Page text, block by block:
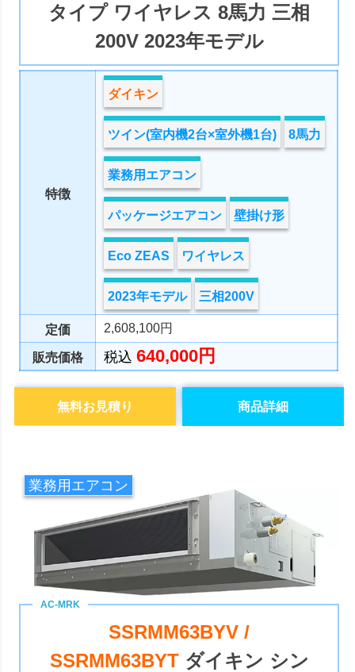
タイプ ワイヤレス 8馬力 三相
200V 2023年モデル
特徴
ダイキン
ツイン(室内機2台×室外機1台) 8馬力
業務用エアコン
パッケージエアコン 壁掛け形
Eco ZEAS ワイヤレス
2023年モデル 三相200V
定価 2,608,100円
販売価格 税込640,000円
商品詳細
無料お見積り
業務用エアコン
SSRMM63BYV /
SSRMM63BYT ダイキン シン